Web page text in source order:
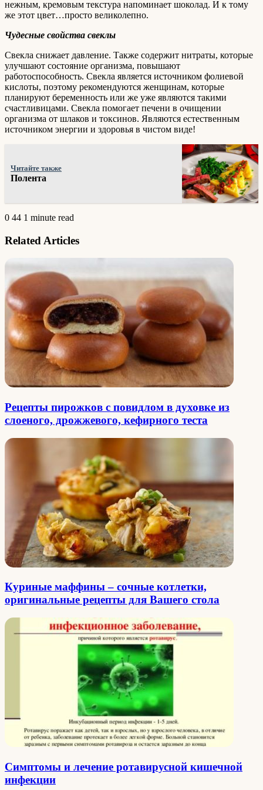
нежным, кремовым текстура напоминает шоколад. И к тому
же этот цвет…просто великолепно.
Чудесные свойства свеклы
Свекла снижает давление. Также содержит нитраты, которые
улучшают состояние организма, повышают
работоспособность. Свекла является источником фолиевой
кислоты, поэтому рекомендуются женщинам, которые
планируют беременность или же уже являются такими
счастливицами. Свекла помогает печени в очищении
организма от шлаков и токсинов. Являются естественным
источником энергии и здоровья в чистом виде!
Читайте также
Полента
0 44 1 minute read
Related Articles
Рецепты пирожков с повидлом в духовке из
слоеного, дрожжевого, кефирного теста
Куриные маффины – сочные котлетки,
оригинальные рецепты для Вашего стола
Симптомы и лечение ротавирусной кишечной
инфекции